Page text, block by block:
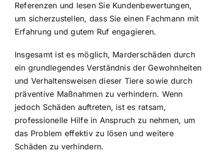
Referenzen und lesen Sie Kundenbewertungen,
um sicherzustellen, dass Sie einen Fachmann mit
Erfahrung und gutem Ruf engagieren.
Insgesamt ist es möglich, Marderschäden durch
ein grundlegendes Verständnis der Gewohnheiten
und Verhaltensweisen dieser Tiere sowie durch
präventive Maßnahmen zu verhindern. Wenn
jedoch Schäden auftreten, ist es ratsam,
professionelle Hilfe in Anspruch zu nehmen, um
das Problem effektiv zu lösen und weitere
Schäden zu verhindern.